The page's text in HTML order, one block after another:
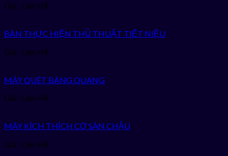
Giá : Liên Hệ
BÀN THỰC HIỆN THỦ THUẬT TIẾT NIỆU
Giá : Liên Hệ
MÁY QUÉT BÀNG QUANG
Giá : Liên Hệ
MÁY KÍCH THÍCH CƠ SÀN CHẬU
Giá : Liên Hệ